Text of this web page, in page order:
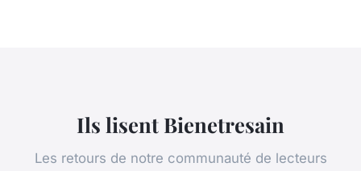
Ils lisent Bienetresain
Les retours de notre communauté de lecteurs